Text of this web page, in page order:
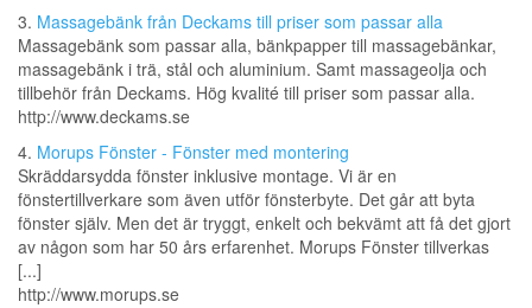
3. Massagebänk från Deckams till priser som passar alla
Massagebänk som passar alla, bänkpapper till massagebänkar,
massagebänk i trä, stål och aluminium. Samt massageolja och
tillbehör från Deckams. Hög kvalité till priser som passar alla.
http://www.deckams.se
4. Morups Fönster - Fönster med montering
Skräddarsydda fönster inklusive montage. Vi är en
fönstertillverkare som även utför fönsterbyte. Det går att byta
fönster själv. Men det är tryggt, enkelt och bekvämt att få det gjort
av någon som har 50 års erfarenhet. Morups Fönster tillverkas
[...]
http://www.morups.se